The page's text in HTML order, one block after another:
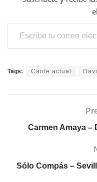
Escribe tu correo electrónico…
Tags: Cante actual
Carmen Amaya –
Sólo Compás –